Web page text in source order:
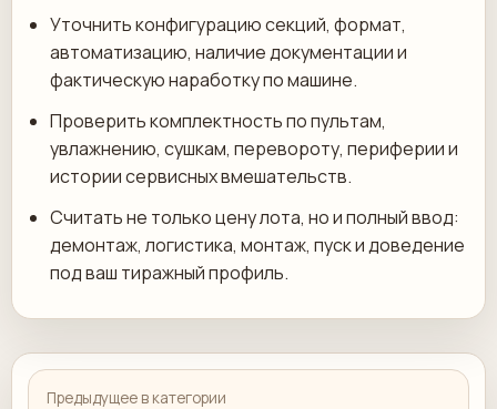
Уточнить конфигурацию секций, формат,
автоматизацию, наличие документации и
фактическую наработку по машине.
Проверить комплектность по пультам,
увлажнению, сушкам, перевороту, периферии и
истории сервисных вмешательств.
Считать не только цену лота, но и полный ввод:
демонтаж, логистика, монтаж, пуск и доведение
под ваш тиражный профиль.
Предыдущее в категории